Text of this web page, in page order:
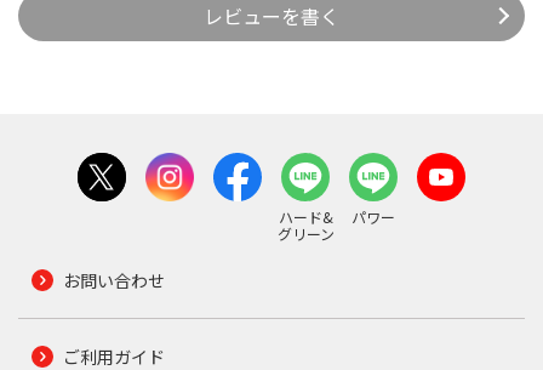
レビューを書く
ハード&
グリーン
パワー
お問い合わせ
ご利用ガイド